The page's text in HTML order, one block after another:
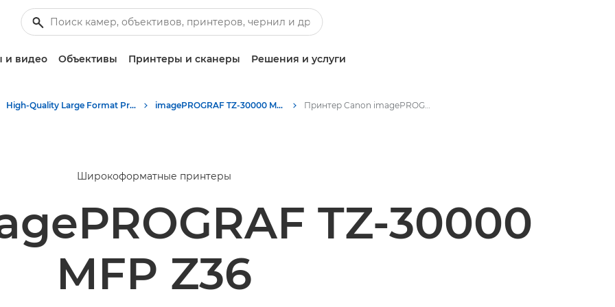
и видео Объективы Принтеры и сканеры Решения и услуги
High-Quality Large Format Printers for CAD/GIS and Stunning Graphics imagePROGRAF TZ-30000 MFP Z36: качественная широкоформатная печать Принтер Canon imagePROGRAF TZ MFP - Технические характеристики
Широкоформатные принтеры
TZ-30000
MFP Z36